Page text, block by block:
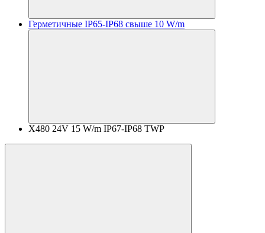
Герметичные IP65-IP68 свыше 10 W/m
X480 24V 15 W/m IP67-IP68 TWP